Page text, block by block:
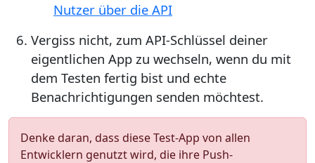
Nutzer über die API
Vergiss nicht, zum API-Schlüssel deiner
eigentlichen App zu wechseln, wenn du mit
dem Testen fertig bist und echte
Benachrichtigungen senden möchtest.
Denke daran, dass diese Test-App von allen
Entwicklern genutzt wird, die ihre Push-